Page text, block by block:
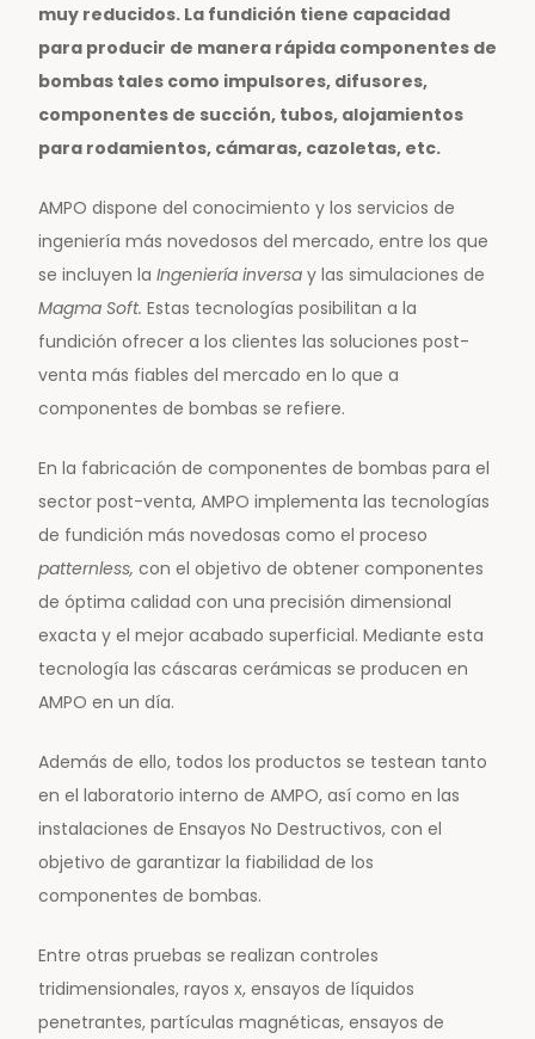
muy reducidos. La fundición tiene capacidad
para producir de manera rápida componentes de
bombas tales como impulsores, difusores,
componentes de succión, tubos, alojamientos
para rodamientos, cámaras, cazoletas, etc.
AMPO dispone del conocimiento y los servicios de
ingeniería más novedosos del mercado, entre los que
se incluyen la Ingeniería inversa y las simulaciones de
Magma Soft. Estas tecnologías posibilitan a la
fundición ofrecer a los clientes las soluciones post-
venta más fiables del mercado en lo que a
componentes de bombas se refiere.
En la fabricación de componentes de bombas para el
sector post-venta, AMPO implementa las tecnologías
de fundición más novedosas como el proceso
patternless, con el objetivo de obtener componentes
de óptima calidad con una precisión dimensional
exacta y el mejor acabado superficial. Mediante esta
tecnología las cáscaras cerámicas se producen en
AMPO en un día.
Además de ello, todos los productos se testean tanto
en el laboratorio interno de AMPO, así como en las
instalaciones de Ensayos No Destructivos, con el
objetivo de garantizar la fiabilidad de los
componentes de bombas.
Entre otras pruebas se realizan controles
tridimensionales, rayos x, ensayos de líquidos
penetrantes, partículas magnéticas, ensayos de